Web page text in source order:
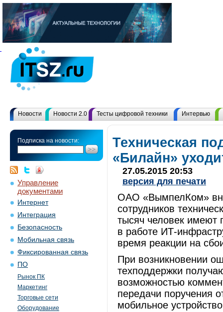
Новости Новости 2.0 Тесты цифровой техники Интервью
Подписка на новости:
Управление
документами
Интернет
Интеграция
Безопасность
Мобильная связь
Фиксированная связь
ПО
Рынок ПК
Маркетинг
Торговые сети
Оборудование
Техническая
«Билайн»
27.05.2015 20:53
версия для печати
ОАО «ВымпелКом»
сотрудников
тысяч человек имеют
в работе ИТ-
время реакции на
При возникновении
техподдержки
возможностью
передачи поручения
мобильное